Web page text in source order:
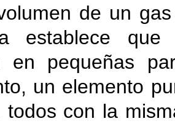
de un
establece que
en pequeñas
un elemento
todos con la